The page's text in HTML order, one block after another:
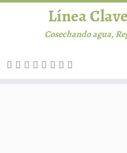
Línea
Cosechando agua,